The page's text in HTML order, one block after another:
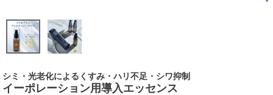
シミ・光老化によるくすみ・ハリ不足・シワ抑制
イーポレーション用導入エッセンス